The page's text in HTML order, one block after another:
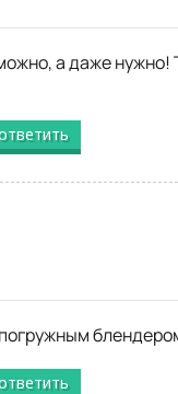
а даже нужно!